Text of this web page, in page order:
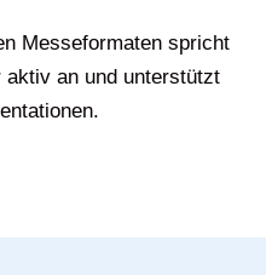
Messeformaten spricht
aktiv an und unterstützt